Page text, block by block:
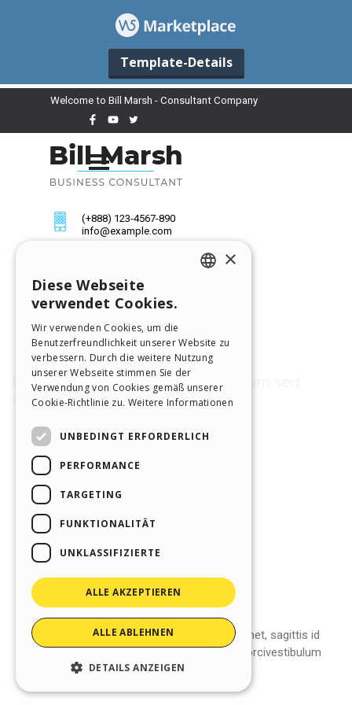
Template-Details
GERMAN
SPANISH
PORTUGUESE
×
Diese Webseite
verwendet Cookies.
Wir verwenden Cookies, um die
Benutzerfreundlichkeit unserer Website zu
verbessern. Durch die weitere Nutzung
unserer Webseite stimmen Sie der
Verwendung von Cookies gemäß unserer
Cookie-Richtlinie zu. Weitere Informationen
UNBEDINGT ERFORDERLICH
PERFORMANCE
TARGETING
FUNKTIONALITÄT
UNKLASSIFIZIERTE
ALLE AKZEPTIEREN
ALLE ABLEHNEN
DETAILS ANZEIGEN